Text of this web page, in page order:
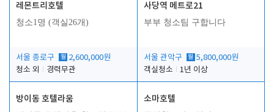
레몬트리호텔
청소1명 (객실26개)
서울 종로구 월 2,600,000원
청소 외
경력무관
사당역 메트로21
부부 청소팀 구합니다
서울 관악구 월 5,800,000원
객실청소
1년 이상
방이동 호텔라움 소마호텔